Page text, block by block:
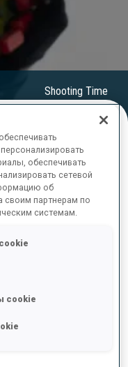
Shooting Time
обеспечивать
сетевой
об
своим партнерам по
системам.
cookie